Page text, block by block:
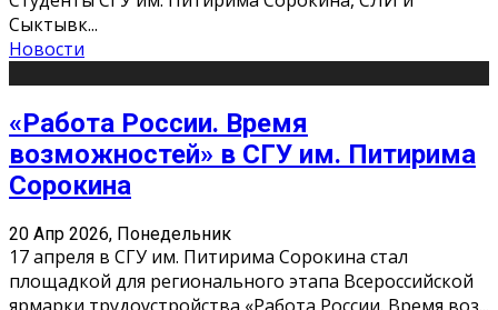
Сыктывк...
Новости
«Работа России. Время
возможностей» в СГУ им. Питирима
Сорокина
20 Апр 2026, Понедельник
17 апреля в СГУ им. Питирима Сорокина стал
площадкой для регионального этапа Всероссийской
ярмарки трудоустройства «Работа России. Время воз...